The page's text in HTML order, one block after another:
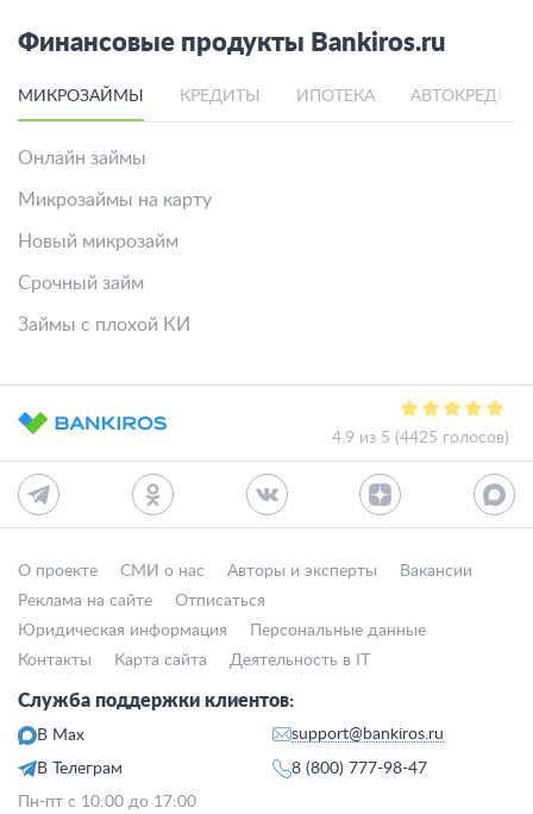
Финансовые продукты Bankiros.ru
МИКРОЗАЙМЫ КРЕДИТЫ ИПОТЕКА
Онлайн займы
Микрозаймы на карту
Новый микрозайм
Срочный займ
Займы с плохой КИ
4.9 из 5 (4425 голосов)
О проекте СМИ о нас Авторы и эксперты
Вакансии
Реклама на сайте
Отписаться
Юридическая информация
Персональные данные
Контакты
Карта сайта Деятельность в IT
Служба поддержки клиентов:
В Max
В Телеграм
support@bankiros.ru
8 (800) 777-98-47
Пн-пт с 10:00 до 17:00